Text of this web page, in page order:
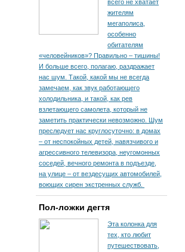
всего не хватает
жителям
мегаполиса,
особенно
обитателям
«человейников»? Правильно – тишины!
И больше всего, полагаю, раздражает
нас шум. Такой, какой мы не всегда
замечаем, как звук работающего
холодильника, и такой, как рев
взлетающего самолета, который не
заметить практически невозможно. Шум
преследует нас круглосуточно: в домах
– от неспокойных детей, навязчивого и
агрессивного телевизора, неугомонных
соседей, вечного ремонта в подъезде,
на улице – от вездесущих автомобилей,
воющих сирен экстренных служб.
Пол-ложки дегтя
Эта колонка для
тех, кто любит
путешествовать,